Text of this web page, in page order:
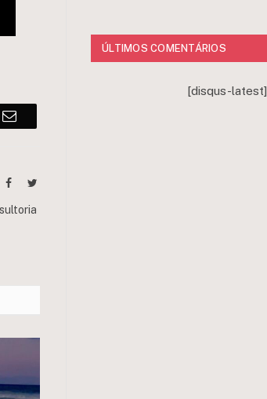
Email
FacebookTwitter
ÚLTIMOS COMENTÁRIOS
[disqus-latest]